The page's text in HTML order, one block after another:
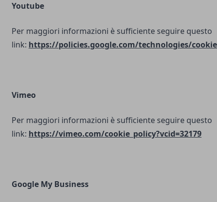
Youtube
Per maggiori informazioni è sufficiente seguire questo
link: https://policies.google.com/technologies/
Vimeo
Per maggiori informazioni è sufficiente seguire questo
link: https://vimeo.com/cookie_policy?vcid=32179
Google My Business